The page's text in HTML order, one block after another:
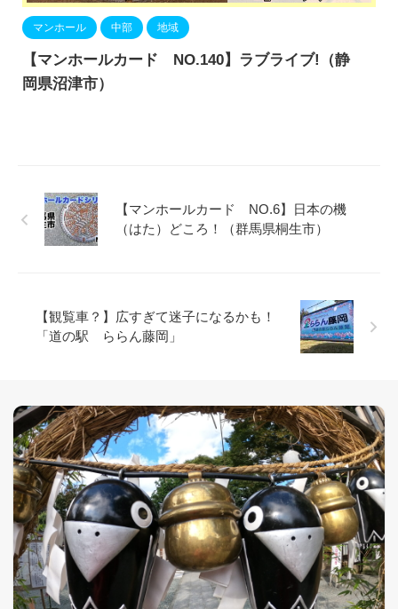
マンホール 中部 地域
【マンホールカード NO.140】ラブライブ!（静
岡県沼津市）
【マンホールカード NO.6】日本の機
（はた）どころ！（群馬県桐生市）
【観覧車？】広すぎて迷子になるかも！
「道の駅 ららん藤岡」